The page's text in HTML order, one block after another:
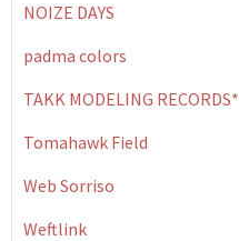
NOIZE DAYS
padma colors
TAKK MODELING RECORDS*
Tomahawk Field
Web Sorriso
Weftlink